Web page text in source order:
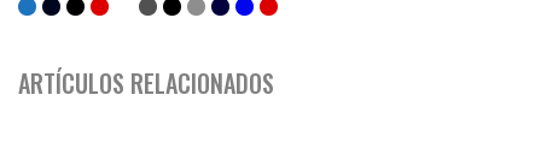
ARTÍCULOS RELACIONADOS